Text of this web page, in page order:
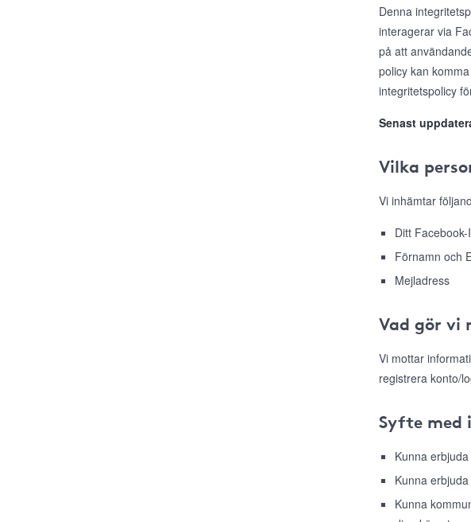
Denna
interagerar via
på att
policy kan
integritetspolicy
Senast
Vilka
Vi inhämtar
Ditt Facebook-
Förnamn och
Mejladress
Vad gör vi
Vi mottar
registrera konto/
Syfte med
Kunna
Kunna
Kunna